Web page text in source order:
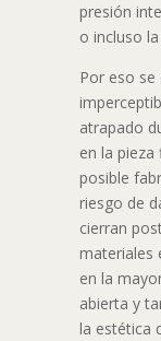
presión
o incluso
Por eso
atrapado
en la pieza
posible
riesgo de
cierran
materiales
en la
abierta y
la estética